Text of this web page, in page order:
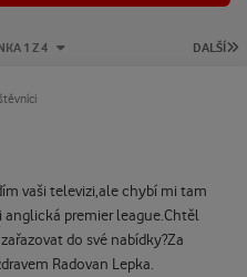
DALŠÍ
1 Z 4
vaši televizi,ale chybí mi tam
anglická premier league.Chtěl
do své nabídky?Za
Radovan Lepka.